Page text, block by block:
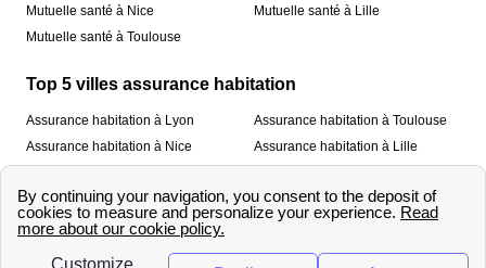
Mutuelle santé à Nice
Mutuelle santé à Toulouse
Mutuelle santé à Lille
Top 5 villes assurance habitation
Assurance habitation à Lyon
Assurance habitation à Nice
Assurance habitation à Toulouse
Assurance habitation à Lille
À propos
Qui sommes-nous ? Mentions légales